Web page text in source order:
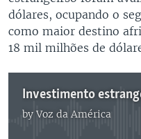
dólares, ocupando o
como maior destino
18 mil milhões de
Investimento
byVoz da América
No media